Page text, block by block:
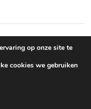
zou graag eens de perfecte
voor elke dag en
zegt, alle kleuren staan jou
op onze site te
cookies we gebruiken